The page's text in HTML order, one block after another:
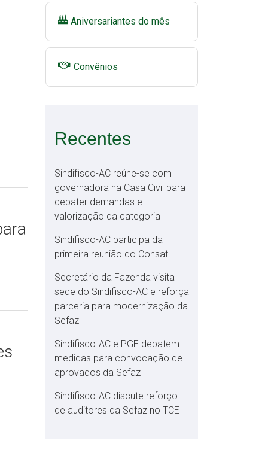
Aniversariantes do mês
Convênios
Recentes
Sindifisco-AC reúne-se com
governadora na Casa Civil para
debater demandas e
valorização da categoria
Sindifisco-AC participa da
primeira reunião do Consat
Secretário da Fazenda visita
sede do Sindifisco-AC e reforça
parceria para modernização da
Sefaz
Sindifisco-AC e PGE debatem
medidas para convocação de
aprovados da Sefaz
Sindifisco-AC discute reforço
de auditores da Sefaz no TCE